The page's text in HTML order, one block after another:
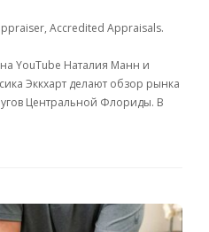
Accredited Appraisals.
YouTube Наталия Манн и
Эккхарт делают обзор рынка
Центральной Флориды. В